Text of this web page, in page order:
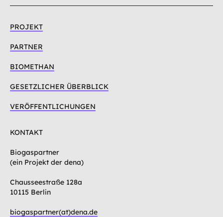
PROJEKT
PARTNER
BIOMETHAN
GESETZLICHER ÜBERBLICK
VERÖFFENTLICHUNGEN
KONTAKT
Biogaspartner
(ein Projekt der dena)
Chausseestraße 128a
10115 Berlin
biogaspartner(at)dena.de